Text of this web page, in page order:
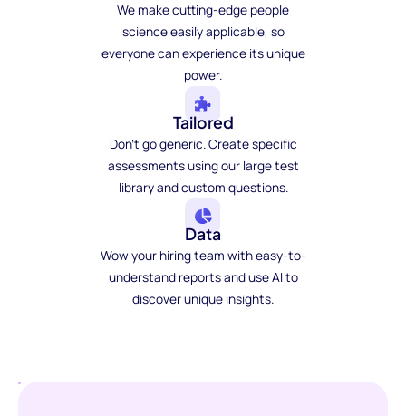
We make cutting-edge people
science easily applicable, so
everyone can experience its unique
power.
Tailored
Don't go generic. Create specific
assessments using our large test
library and custom questions.
Data
Wow your hiring team with easy-to-
understand reports and use AI to
discover unique insights.